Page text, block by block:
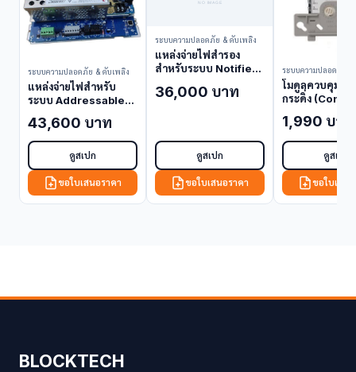
ระบบความปลอดภัย & ดับเพลิง
แหล่งจ่ายไฟสำหรับ
ระบบ Addressable
Supply / Panel
Accessory)
43,600 บาท
ดูสเปก
ขอใบเสนอราคา
ระบบความปลอดภัย & ดับเพลิง
แหล่งจ่ายไฟสำรอง
สำหรับระบบ Notifier
Supply / Panel
36,000 บาท
ดูสเปก
ขอใบเสนอราคา
ระบบความปลอดภัย &
โมดูลควบคุมสำ
กระดิ่ง
1,990 บาท
ดูสเปก
ขอใบเสน
BLOCKTECH